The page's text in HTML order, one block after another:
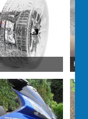
Juli 2022